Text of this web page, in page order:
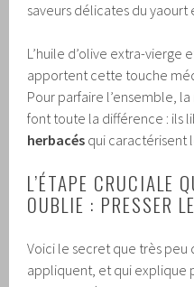
saveurs délicates du
L’huile d’olive extra-vierge
apportent cette touche
Pour parfaire l’ensemble,
font toute la différence : ils
herbacés qui caractérisent
L’ÉTAPE CRUCIALE
OUBLIE : PRESSER
Voici le secret que très peu
appliquent, et qui explique